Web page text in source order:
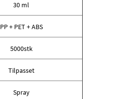
30 ml
PP + PET + ABS
5000stk
Tilpasset
Spray